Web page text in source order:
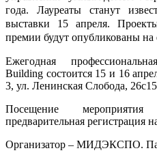
года. Лауреаты станут
выставки 15 апреля.
премии будут опубликованы
Ежегодная
Building состоится 15 и 16
3, ул. Ленинская Слобода,
Посещение мероприятия
предварительная регистрация
Организатор – МИДЭКСПО.